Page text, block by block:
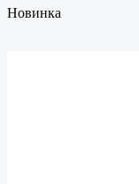
Новинка